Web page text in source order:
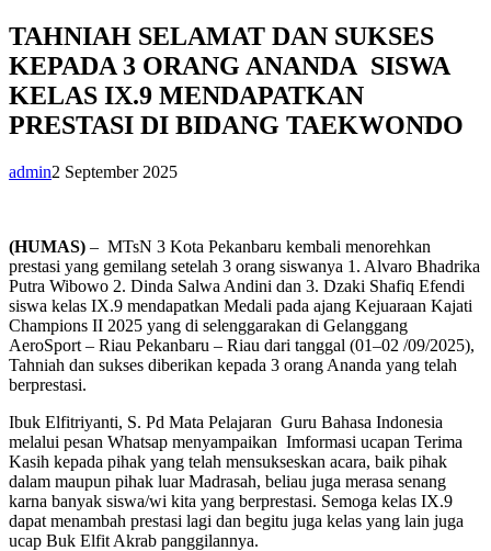
TAHNIAH SELAMAT DAN SUKSES
KEPADA 3 ORANG ANANDA SISWA
KELAS IX.9 MENDAPATKAN
PRESTASI DI BIDANG TAEKWONDO
admin2 September 2025
(HUMAS) – MTsN 3 Kota Pekanbaru kembali menorehkan
prestasi yang gemilang setelah 3 orang siswanya 1. Alvaro Bhadrika
Putra Wibowo 2. Dinda Salwa Andini dan 3. Dzaki Shafiq Efendi
siswa kelas IX.9 mendapatkan Medali pada ajang Kejuaraan Kajati
Champions II 2025 yang di selenggarakan di Gelanggang
AeroSport – Riau Pekanbaru – Riau dari tanggal (01–02 /09/2025),
Tahniah dan sukses diberikan kepada 3 orang Ananda yang telah
berprestasi.
Ibuk Elfitriyanti, S. Pd Mata Pelajaran Guru Bahasa Indonesia
melalui pesan Whatsap menyampaikan Imformasi ucapan Terima
Kasih kepada pihak yang telah mensukseskan acara, baik pihak
dalam maupun pihak luar Madrasah, beliau juga merasa senang
karna banyak siswa/wi kita yang berprestasi. Semoga kelas IX.9
dapat menambah prestasi lagi dan begitu juga kelas yang lain juga
ucap Buk Elfit Akrab panggilannya.